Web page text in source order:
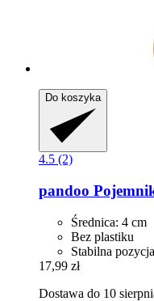
Do koszyka
4.5 (2)
pandoo
Średnica: 4 cm
Bez plastiku
Stabilna pozycja
17,99 zł
Dostawa do 10